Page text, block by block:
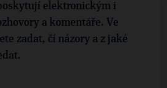
elektronickým i
a komentáře. Ve
zadat, čí názory a z jaké